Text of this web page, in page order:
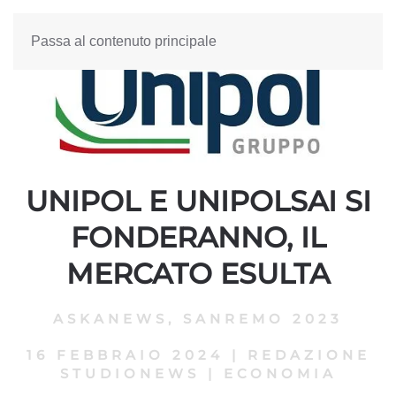
Passa al contenuto principale
UNIPOL E UNIPOLSAI SI
FONDERANNO, IL
MERCATO ESULTA
ASKANEWS , SANREMO 2023
16 FEBBRAIO 2024 |
REDAZIONE
STUDIONEWS
| ECONOMIA